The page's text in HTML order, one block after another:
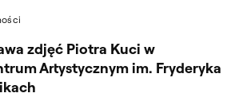
zdjęć Piotra Kuci w
Artystycznym im. Fryderyka